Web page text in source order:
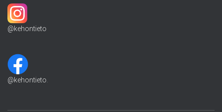
@kehontieto
@kehontieto